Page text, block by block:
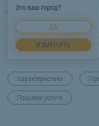
Это ваш город?
ДА
ИЗМЕНИТЬ
Главная Услуги спецтехники
Ростов-на-Дону
Засыпка
Характеристики
Похожие услуги